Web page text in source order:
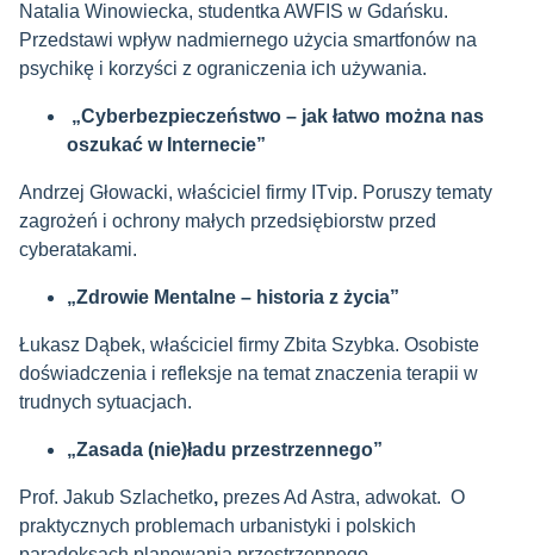
Natalia Winowiecka, studentka AWFIS w Gdańsku.
Przedstawi wpływ nadmiernego użycia smartfonów na
psychikę i korzyści z ograniczenia ich używania.
„Cyberbezpieczeństwo – jak łatwo można nas
oszukać w Internecie”
Andrzej Głowacki, właściciel firmy ITvip. Poruszy tematy
zagrożeń i ochrony małych przedsiębiorstw przed
cyberatakami.
„Zdrowie Mentalne – historia z życia”
Łukasz Dąbek, właściciel firmy Zbita Szybka. Osobiste
doświadczenia i refleksje na temat znaczenia terapii w
trudnych sytuacjach.
„Zasada (nie)ładu przestrzennego”
Prof. Jakub Szlachetko, prezes Ad Astra, adwokat. O
praktycznych problemach urbanistyki i polskich